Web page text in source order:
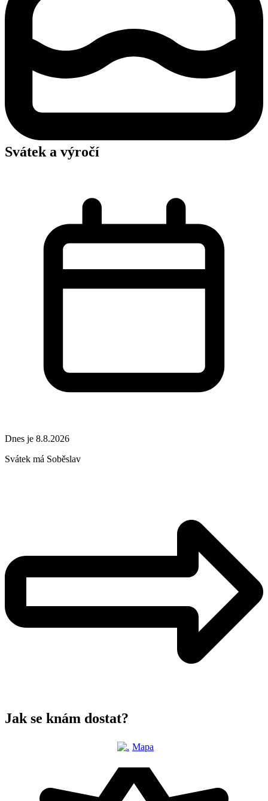
Svátek a výročí
Dnes je 8.8.2026
Svátek má Soběslav
Jak se knám dostat?
Mapa